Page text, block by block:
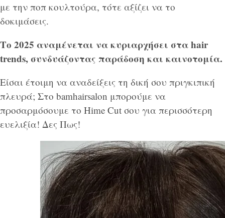
με την ποπ κουλτούρα, τότε αξίζει να το
δοκιμάσεις.
Το 2025 αναμένεται να κυριαρχήσει στα hair
trends, συνδυάζοντας παράδοση και καινοτομία.
Είσαι έτοιμη να αναδείξεις τη δική σου πριγκιπική
πλευρά; Στο bamhairsalon μπορούμε να
προσαρμόσουμε το Hime Cut σου για περισσότερη
ευελιξία! Δες Πως!